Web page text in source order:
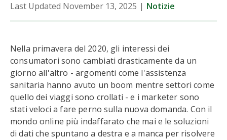
Last Updated November 13, 2025 | Notizie
Nella primavera del 2020, gli interessi dei
consumatori sono cambiati drasticamente da un
giorno all'altro - argomenti come l'assistenza
sanitaria hanno avuto un boom mentre settori come
quello dei viaggi sono crollati - e i marketer sono
stati veloci a fare perno sulla nuova domanda. Con il
mondo online più indaffarato che mai e le soluzioni
di dati che spuntano a destra e a manca per risolvere